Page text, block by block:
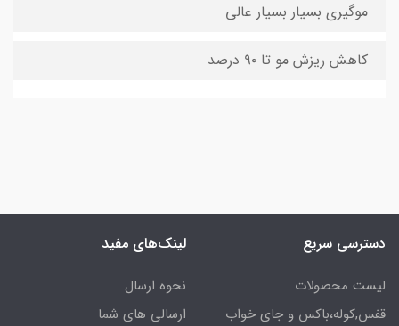
موگیری بسیار بسیار عالی
کاهش ریزش مو تا ۹۰ درصد
دسترسی سریع
لیست محصولات
قفس,کوله،باکس و جای خواب
لینک‌های مفید
نحوه ارسال
ارسالی های شما